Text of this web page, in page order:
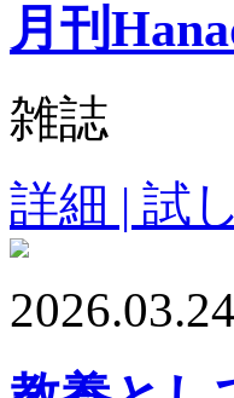
月刊
雑誌
詳細 | 試
2026.03.24